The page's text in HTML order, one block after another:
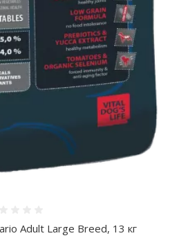
Adult Large Breed, 13 кг